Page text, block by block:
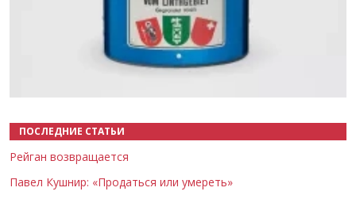
ПОСЛЕДНИЕ СТАТЬИ
Рейган возвращается
Павел Кушнир: «Продаться или умереть»